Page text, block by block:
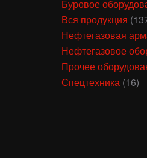
Буровое
Вся продукция
Нефтегазовая
Нефтегазовое
Прочее
Спецтехника (16)